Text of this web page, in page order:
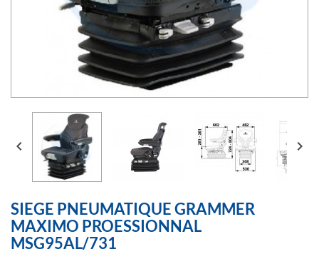
 
SIEGE PNEUMATIQUE GRAMMER
MAXIMO PROESSIONNAL
MSG95AL/731